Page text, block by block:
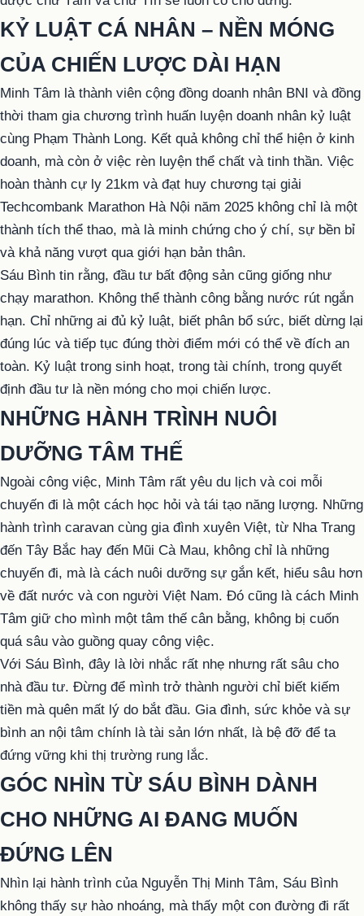
KỶ LUẬT CÁ NHÂN – NỀN MÓNG
CỦA CHIẾN LƯỢC DÀI HẠN
Minh Tâm là thành viên cộng đồng doanh nhân BNI và đồng
thời tham gia chương trình huấn luyện doanh nhân kỷ luật
cùng Phạm Thành Long. Kết quả không chỉ thể hiện ở kinh
doanh, mà còn ở việc rèn luyện thể chất và tinh thần. Việc
hoàn thành cự ly 21km và đạt huy chương tại giải
Techcombank Marathon Hà Nội năm 2025 không chỉ là một
thành tích thể thao, mà là minh chứng cho ý chí, sự bền bỉ
và khả năng vượt qua giới hạn bản thân.
Sáu Bình tin rằng, đầu tư bất động sản cũng giống như
chạy marathon. Không thể thành công bằng nước rút ngắn
hạn. Chỉ những ai đủ kỷ luật, biết phân bổ sức, biết dừng lại
đúng lúc và tiếp tục đúng thời điểm mới có thể về đích an
toàn. Kỷ luật trong sinh hoạt, trong tài chính, trong quyết
định đầu tư là nền móng cho mọi chiến lược.
NHỮNG HÀNH TRÌNH NUÔI
DƯỠNG TÂM THẾ
Ngoài công việc, Minh Tâm rất yêu du lịch và coi mỗi
chuyến đi là một cách học hỏi và tái tạo năng lượng. Những
hành trình caravan cùng gia đình xuyên Việt, từ Nha Trang
đến Tây Bắc hay đến Mũi Cà Mau, không chỉ là những
chuyến đi, mà là cách nuôi dưỡng sự gắn kết, hiểu sâu hơn
về đất nước và con người Việt Nam. Đó cũng là cách Minh
Tâm giữ cho mình một tâm thế cân bằng, không bị cuốn
quá sâu vào guồng quay công việc.
Với Sáu Bình, đây là lời nhắc rất nhẹ nhưng rất sâu cho
nhà đầu tư. Đừng để mình trở thành người chỉ biết kiếm
tiền mà quên mất lý do bắt đầu. Gia đình, sức khỏe và sự
bình an nội tâm chính là tài sản lớn nhất, là bệ đỡ để ta
đứng vững khi thị trường rung lắc.
GÓC NHÌN TỪ SÁU BÌNH DÀNH
CHO NHỮNG AI ĐANG MUỐN
ĐỨNG LÊN
Nhìn lại hành trình của Nguyễn Thị Minh Tâm, Sáu Bình
không thấy sự hào nhoáng, mà thấy một con đường đi rất